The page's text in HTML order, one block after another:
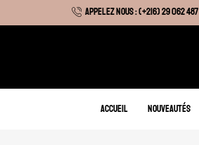
APPELEZ NOUS : (+216) 29 062 487
Hiver : Livraison gratuite sur tous nos articles
ACCUEIL NOUVEAUTÉS